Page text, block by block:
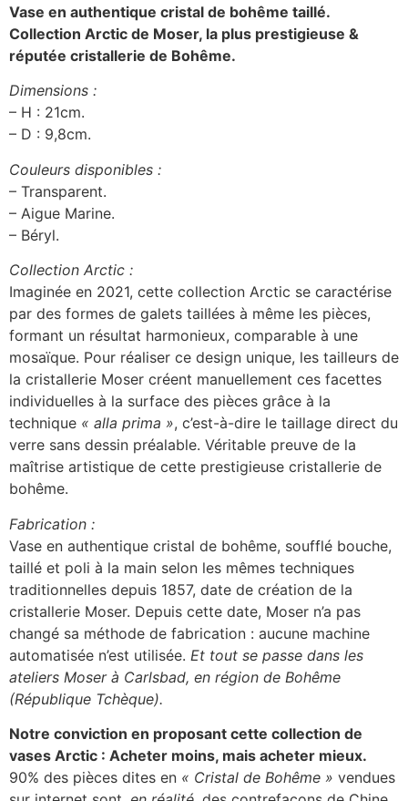
Vase en authentique cristal de bohême taillé.
Collection Arctic de Moser, la plus prestigieuse &
réputée cristallerie de Bohême.
Dimensions :
– H : 21cm.
– D : 9,8cm.
Couleurs disponibles :
– Transparent.
– Aigue Marine.
– Béryl.
Collection Arctic :
Imaginée en 2021, cette collection Arctic se caractérise
par des formes de galets taillées à même les pièces,
formant un résultat harmonieux, comparable à une
mosaïque. Pour réaliser ce design unique, les tailleurs de
la cristallerie Moser créent manuellement ces facettes
individuelles à la surface des pièces grâce à la
technique « alla prima », c’est-à-dire le taillage direct du
verre sans dessin préalable. Véritable preuve de la
maîtrise artistique de cette prestigieuse cristallerie de
bohême.
Fabrication :
Vase en authentique cristal de bohême, soufflé bouche,
taillé et poli à la main selon les mêmes techniques
traditionnelles depuis 1857, date de création de la
cristallerie Moser. Depuis cette date, Moser n’a pas
changé sa méthode de fabrication : aucune machine
automatisée n’est utilisée. Et tout se passe dans les
ateliers Moser à Carlsbad, en région de Bohême
(République Tchèque).
Notre conviction en proposant cette collection de
vases Arctic : Acheter moins, mais acheter mieux.
90% des pièces dites en « Cristal de Bohême » vendues